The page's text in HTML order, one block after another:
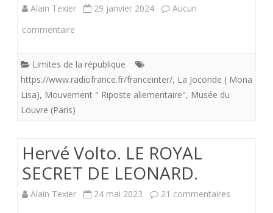
Alain Texier 29 janvier 2024
Aucun
commentaire
stupides
militantes
écologistes(
?)
tentent
de
Limites de la république
https://www.radiofrance.fr/franceinter/, La Joconde ( Mona
Lisa), Mouvement " Riposte aliementaire", Musée du
Louvre (Paris)
Hervé Volto. LE ROYAL
SECRET DE LEONARD.
Alain Texier 24 mai 2023 21 commentaires